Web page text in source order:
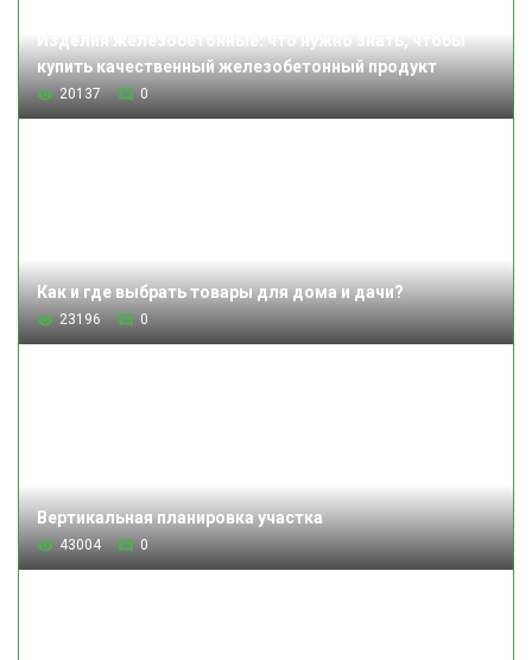
купить качественный железобетонный продукт
20137 0
Как и где выбрать товары для дома и дачи?
23196 0
Вертикальная планировка участка
43004 0